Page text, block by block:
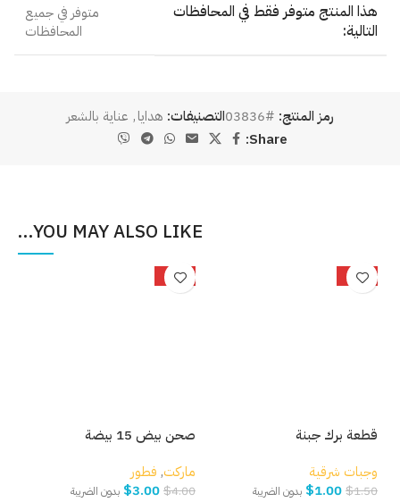
هذا المنتج متوفر فقط في المحافظات
التالية:
متوفر في جميع
المحافظات
رمز المنتج: #03836 التصنيفات: هدايا, عناية بالشعر
Share:
YOU MAY ALSO LIKE…
-33%
قطعة برك جبنة
وجبات شرقية
$1.50
$1.00 بدون الضريبة
-25%
صحن بيض 15 بيضة
ماركت, فطور
$4.00
$3.00 بدون الضريبة